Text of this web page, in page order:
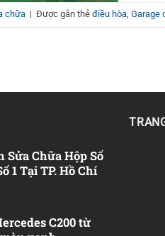
chữa | Được gắn thẻ điều hòa, Garage
Sửa Chữa Hộp Số
1 Tại TP. Hồ Chí
C200 từ